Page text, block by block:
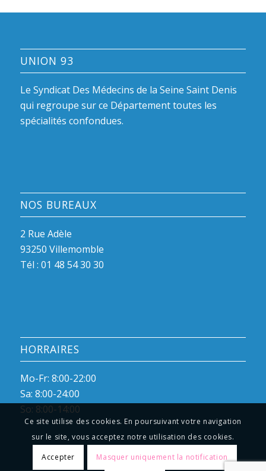
UNION 93
Le Syndicat Des Médecins de la Seine Saint Denis
qui regroupe sur ce Département toutes les
spécialités confondues.
NOS BUREAUX
2 Rue Adèle
93250 Villemomble
Tél : 01 48 54 30 30
HORRAIRES
Mo-Fr: 8:00-22:00
Sa: 8:00-24:00
So: 8:00-14:00
Ce site utilise des cookies. En poursuivant votre navigation
sur le site, vous acceptez notre utilisation des cookies.
Accepter Masquer uniquement la notification